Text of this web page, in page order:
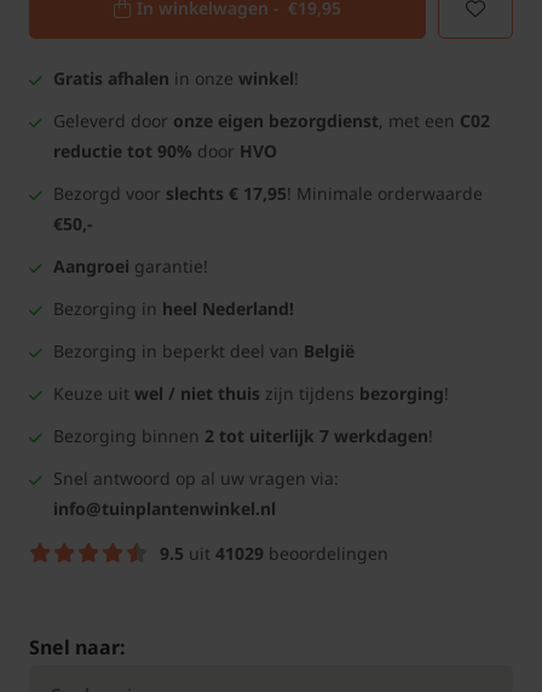
In winkelwagen - €19,95
Gratis afhalen in onze winkel!
Geleverd door onze eigen bezorgdienst, met een C02
reductie tot 90% door HVO
Bezorgd voor slechts € 17,95! Minimale orderwaarde
€50,-
Aangroei garantie!
Bezorging in heel Nederland!
Bezorging in beperkt deel van België
Keuze uit wel / niet thuis zijn tijdens bezorging!
Bezorging binnen 2 tot uiterlijk 7 werkdagen!
Snel antwoord op al uw vragen via:
info@tuinplantenwinkel.nl
9.5 uit 41029 beoordelingen
Snel naar: